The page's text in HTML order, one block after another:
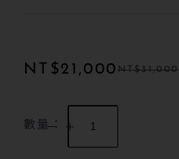
NT$31,000
NT$ 21,000
數量：